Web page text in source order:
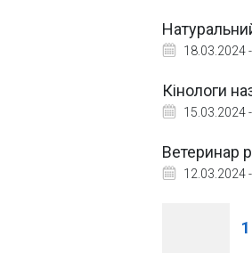
18.03.2024
Кінологи
15.03.2024
Ветеринар
12.03.2024
1